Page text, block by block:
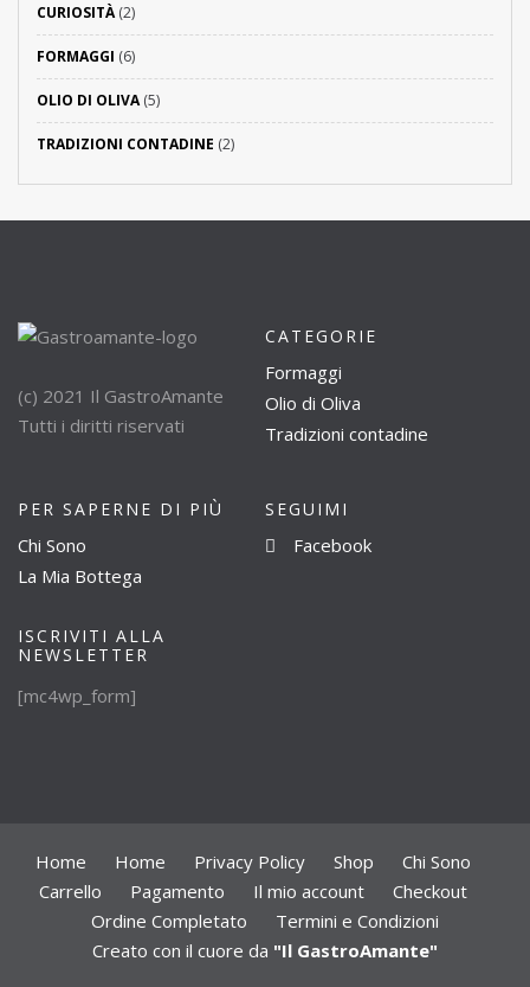
CURIOSITÀ(2)
FORMAGGI (6)
OLIO DI OLIVA(5)
TRADIZIONI CONTADINE (2)
(c) 2021 Il GastroAmante
Tutti i diritti riservati
CATEGORIE
Formaggi
Olio di Oliva
Tradizioni contadine
PER SAPERNE DI PIÙ
Chi Sono
La Mia Bottega
SEGUIMI
Facebook
ISCRIVITI ALLA
NEWSLETTER
[mc4wp_form]
Home Home Privacy Policy Shop
Chi Sono
Carrello
Pagamento Il mio account
Checkout
Ordine Completato
Termini e Condizioni
Creato con il cuore da "Il GastroAmante"